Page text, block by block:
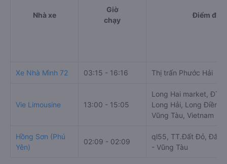
Nhà xe
Giờ
chạy
Điểm đi
Xe Nhà Mình 72 03:15 - 16:16 Thị trấn Phước Hải
Vie Limousine 13:00 - 15:05
Long Hai market,
Long Hải, Long Điền,
Vũng Tàu, Vietnam
Hồng Sơn (Phú
Yên)
02:09 - 02:09
ql55, TT.Đất Đỏ, Đất
- Vũng Tàu